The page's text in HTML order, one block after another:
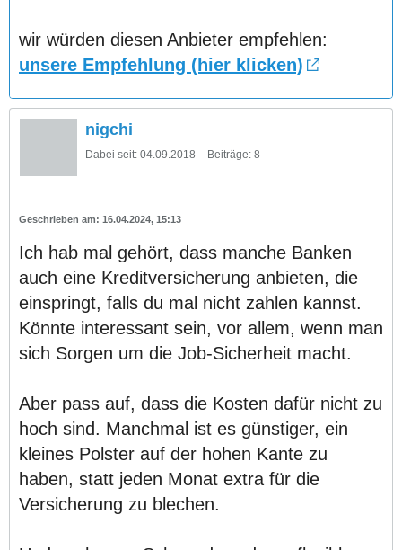
wir würden diesen Anbieter empfehlen:
unsere Empfehlung (hier klicken)
nigchi
Dabei seit: 04.09.2018 Beiträge: 8
16.04.2024, 15:13
Ich hab mal gehört, dass manche Banken
auch eine Kreditversicherung anbieten, die
einspringt, falls du mal nicht zahlen kannst.
Könnte interessant sein, vor allem, wenn man
sich Sorgen um die Job-Sicherheit macht.
Aber pass auf, dass die Kosten dafür nicht zu
hoch sind. Manchmal ist es günstiger, ein
kleines Polster auf der hohen Kante zu
haben, statt jeden Monat extra für die
Versicherung zu blechen.